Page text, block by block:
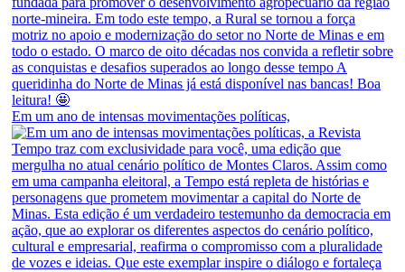
Em um ano de intensas movimentações políticas,